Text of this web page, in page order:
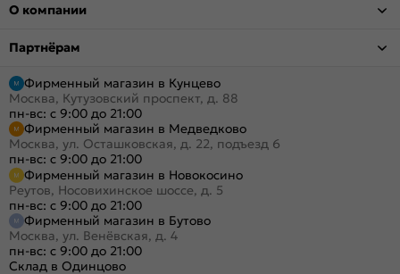
О компании
Партнёрам
Фирменный магазин в Кунцево
Москва, Кутузовский проспект, д. 88
пн-вс: с 9:00 до 21:00
Фирменный магазин в Медведково
Москва, ул. Осташковская, д. 22, подъезд 6
пн-вс: с 9:00 до 21:00
Фирменный магазин в Новокосино
Реутов, Носовихинское шоссе, д. 5
пн-вс: с 9:00 до 21:00
Фирменный магазин в Бутово
Москва, ул. Венёвская, д. 4
пн-вс: с 9:00 до 21:00
Склад в Одинцово